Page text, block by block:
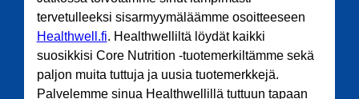
tervetulleeksi sisarmyymäläämme osoitteeseen
Healthwell.fi. Healthwelliltä löydät kaikki
suosikkisi Core Nutrition -tuotemerkiltämme sekä
paljon muita tuttuja ja uusia tuotemerkkejä.
Palvelemme sinua Healthwellillä tuttuun tapaan